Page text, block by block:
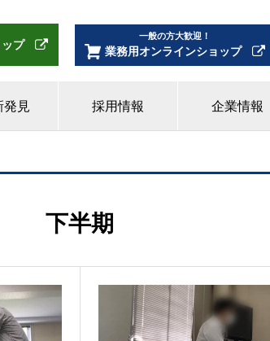
プ
一般の方大歓迎！
業務用オンラインショップ
発見 採用情報 企業情報
下半期